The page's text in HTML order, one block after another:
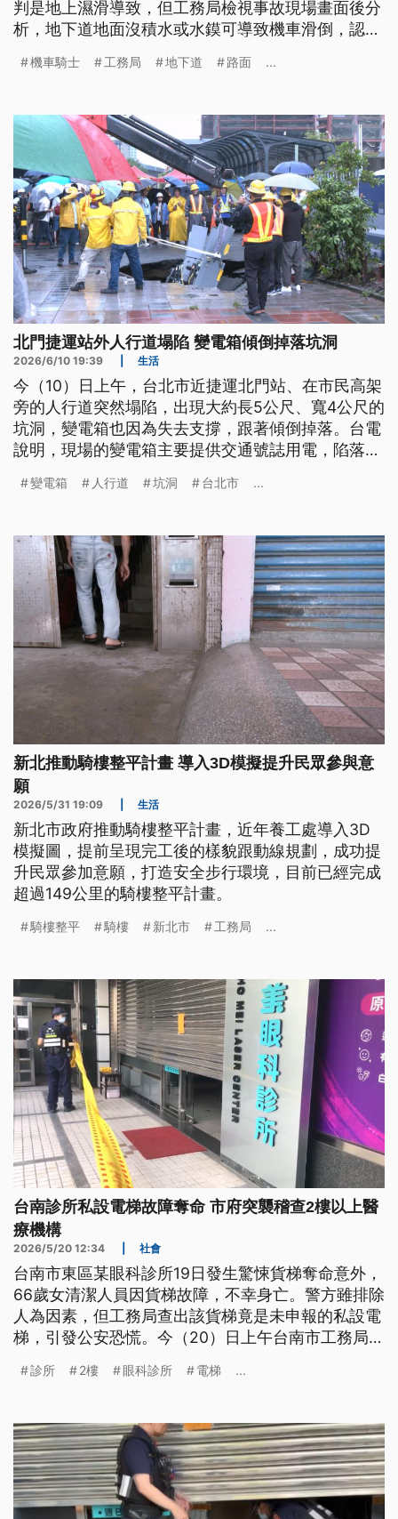
判是地上濕滑導致，但工務局檢視事故現場畫面後分
析，地下道地面沒積水或水鏌可導致機車滑倒，認為
等，表示將邀請相關單位釐清。
機車騎士 工務局 地下道 路面 ...
北門捷運站外人行道塌陷 變電箱傾倒掉落坑洞
2026/6/10 19:39 生活
今（10）日上午，台北市近捷運北門站、在市民高架
旁的人行道突然塌陷，出現大約長5公尺、寬4公尺的
坑洞，變電箱也因為失去支撐，跟著傾倒掉落。台電
說明，現場的變電箱主要提供交通號誌用電，陷落後
水，導致地基流失，不排除和連日大雨有關。
變電箱 人行道 坑洞 台北市 ...
新北推動騎樓整平計畫 導入3D模擬提升民眾參與意
願
2026/5/31 19:09 生活
新北市政府推動騎樓整平計畫，近年養工處導入3D
模擬圖，提前呈現完工後的樣貌跟動線規劃，成功提
升民眾參加意願，打造安全步行環境，目前已經完成
超過149公里的騎樓整平計畫。
騎樓整平 騎樓 新北市 工務局 ...
台南診所私設電梯故障奪命 市府突襲稽查2樓以上醫
療機構
2026/5/20 12:34 社會
台南市東區某眼科診所19日發生驚悚貨梯奪命意外，
66歲女清潔人員因貨梯故障，不幸身亡。警方雖排除
人為因素，但工務局查出該貨梯竟是未申報的私設電
梯，引發公安恐慌。今（20）日上午台南市工務局組
所，展開全面公安大體檢。
診所 2樓 眼科診所 電梯 ...